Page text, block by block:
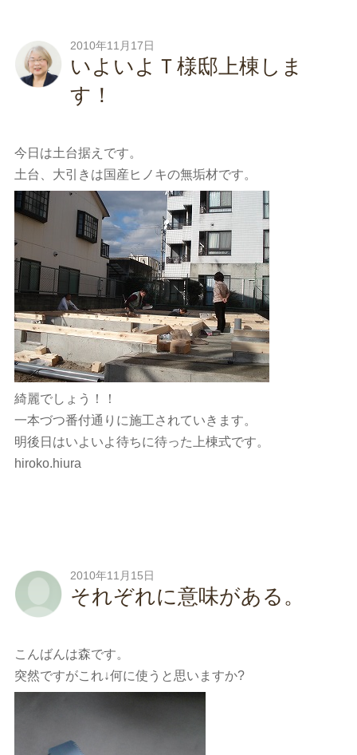
2010年11月17日
いよいよＴ様邸上棟しま
す！
今日は土台据えです。
土台、大引きは国産ヒノキの無垢材です。
綺麗でしょう！！
一本づつ番付通りに施工されていきます。
明後日はいよいよ待ちに待った上棟式です。
hiroko.hiura
2010年11月15日
それぞれに意味がある。
こんばんは森です。
突然ですがこれ↓何に使うと思いますか?